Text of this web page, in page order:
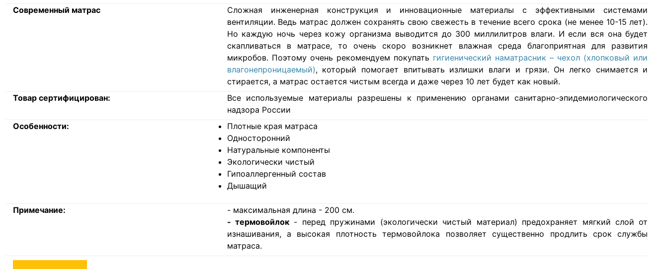
Современный матрас
Cложная инженерная конструкция и инновационные материалы с эффективными системами
вентиляции. Ведь матрас должен сохранять свою свежесть в течение всего срока (не менее 10-15 лет).
Но каждую ночь через кожу организма выводится до 300 миллилитров влаги. И если вся она будет
скапливаться в матрасе, то очень скоро возникнет влажная среда благоприятная для развития
микробов. Поэтому очень рекомендуем покупать гигиенический наматрасник – чехол (хлопковый или
влагонепроницаемый), который помогает впитывать излишки влаги и грязи. Он легко снимается и
стирается, а матрас остается чистым всегда и даже через 10 лет будет как новый.
Товар сертифицирован:
Все используемые материалы разрешены к применению органами санитарно-эпидемиологического
надзора России
Особенности:
Плотные края матраса
Односторонний
Натуральные компоненты
Экологически чистый
Гипоаллергенный состав
Дышащий
Примечание:
- максимальная длина - 200 см.
- термовойлок- перед пружинами (экологически чистый материал) предохраняет мягкий слой от
изнашивания, а высокая плотность термовойлока позволяет существенно продлить срок службы
матраса.